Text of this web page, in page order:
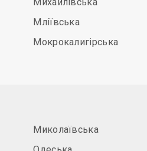
Мліївська
Мокрокалигірська
Миколаївська